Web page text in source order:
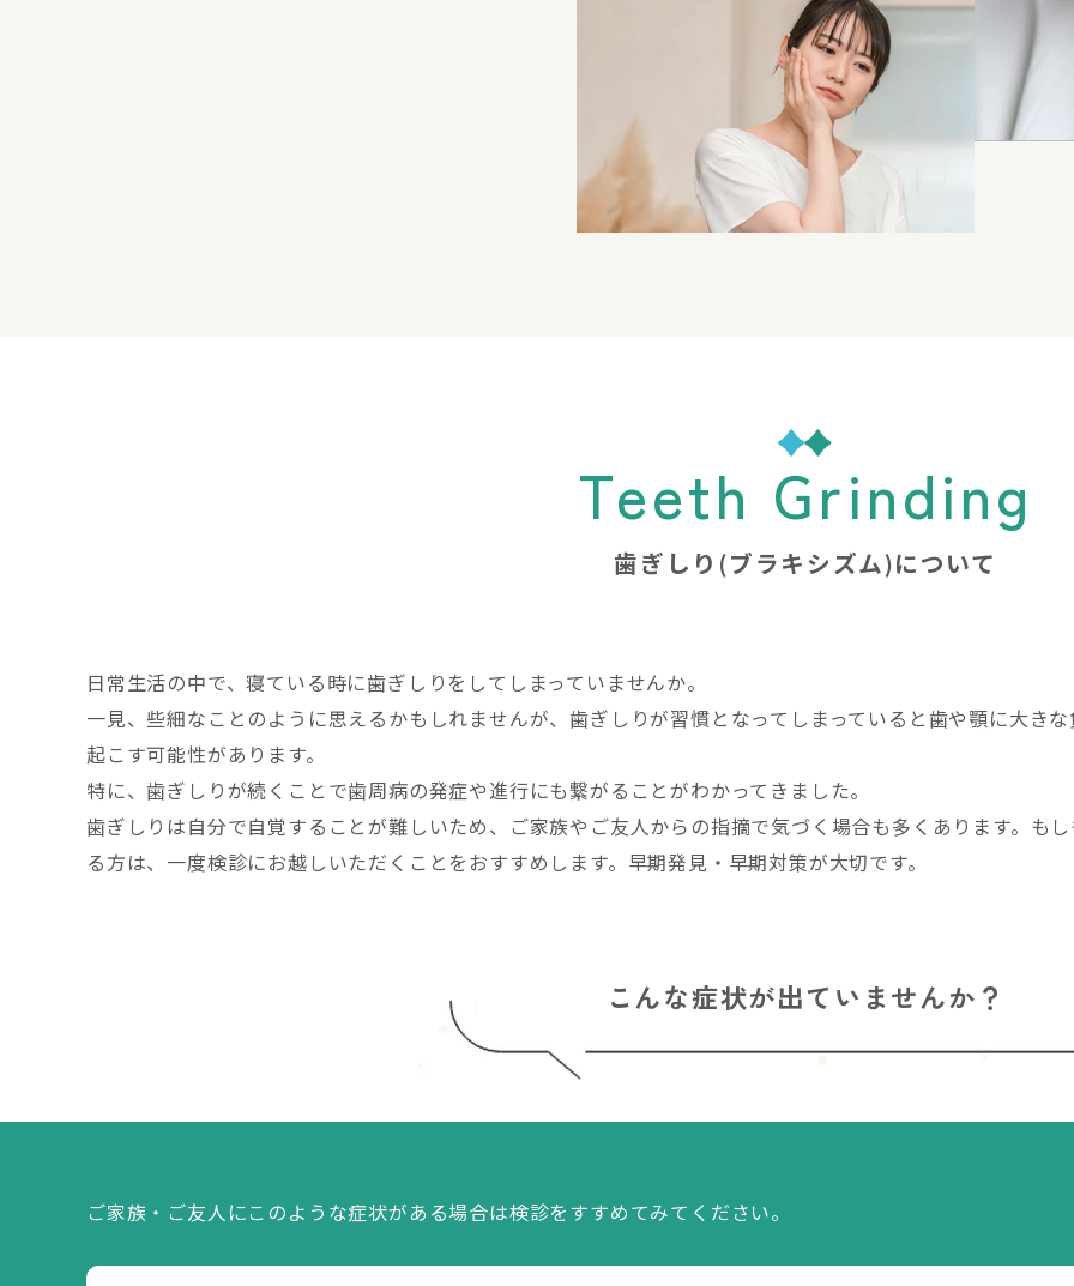
Teeth Grinding
歯ぎしり(ブラキシズム)について
日常生活の中で、寝ている時に歯ぎしりをしてしまっていませんか。
一見、些細なことのように思えるかもしれませんが、歯ぎしりが習慣となってしまっていると歯や顎に大き
起こす可能性があります。
特に、歯ぎしりが続くことで歯周病の発症や進行にも繋がることがわかってきました。
歯ぎしりは自分で自覚することが難しいため、ご家族やご友人からの指摘で気づく場合も多くあります。も
る方は、一度検診にお越しいただくことをおすすめします。早期発見・早期対策が大切です。
こんな症状が出ていませんか？
ご家族・ご友人にこのような症状がある場合は検診をすすめてみてください。